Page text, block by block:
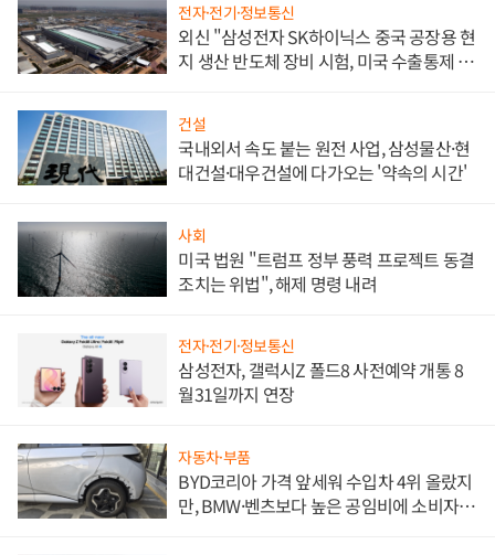
전자·전기·정보통신
외신 "삼성전자 SK하이닉스 중국 공장용 현
지 생산 반도체 장비 시험, 미국 수출통제 대
건설
국내외서 속도 붙는 원전 사업, 삼성물산·현
대건설·대우건설에 다가오는 '약속의 시간'
사회
미국 법원 "트럼프 정부 풍력 프로젝트 동결
조치는 위법", 해제 명령 내려
전자·전기·정보통신
삼성전자, 갤럭시Z 폴드8 사전예약 개통 8
월31일까지 연장
자동차·부품
BYD코리아 가격 앞세워 수입차 4위 올랐지
만, BMW·벤츠보다 높은 공임비에 소비자